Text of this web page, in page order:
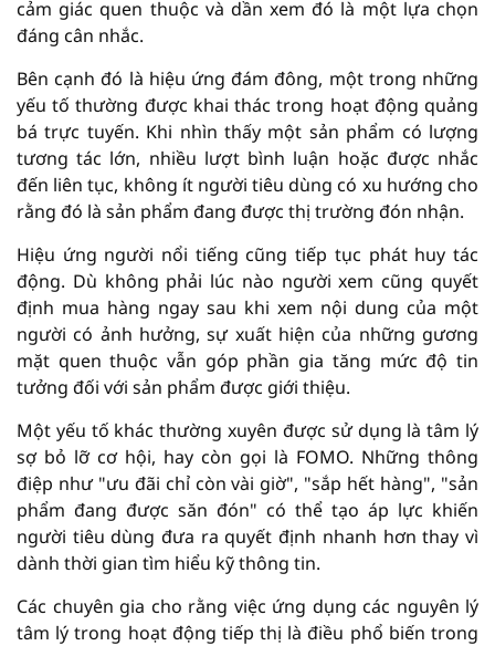
cảm giác quen thuộc và dần xem đó là một lựa chọn
đáng cân nhắc.
Bên cạnh đó là hiệu ứng đám đông, một trong những
yếu tố thường được khai thác trong hoạt động quảng
bá trực tuyến. Khi nhìn thấy một sản phẩm có lượng
tương tác lớn, nhiều lượt bình luận hoặc được nhắc
đến liên tục, không ít người tiêu dùng có xu hướng cho
rằng đó là sản phẩm đang được thị trường đón nhận.
Hiệu ứng người nổi tiếng cũng tiếp tục phát huy tác
động. Dù không phải lúc nào người xem cũng quyết
định mua hàng ngay sau khi xem nội dung của một
người có ảnh hưởng, sự xuất hiện của những gương
mặt quen thuộc vẫn góp phần gia tăng mức độ tin
tưởng đối với sản phẩm được giới thiệu.
Một yếu tố khác thường xuyên được sử dụng là tâm lý
sợ bỏ lỡ cơ hội, hay còn gọi là FOMO. Những thông
điệp như "ưu đãi chỉ còn vài giờ", "sắp hết hàng", "sản
phẩm đang được săn đón" có thể tạo áp lực khiến
người tiêu dùng đưa ra quyết định nhanh hơn thay vì
dành thời gian tìm hiểu kỹ thông tin.
Các chuyên gia cho rằng việc ứng dụng các nguyên lý
tâm lý trong hoạt động tiếp thị là điều phổ biến trong